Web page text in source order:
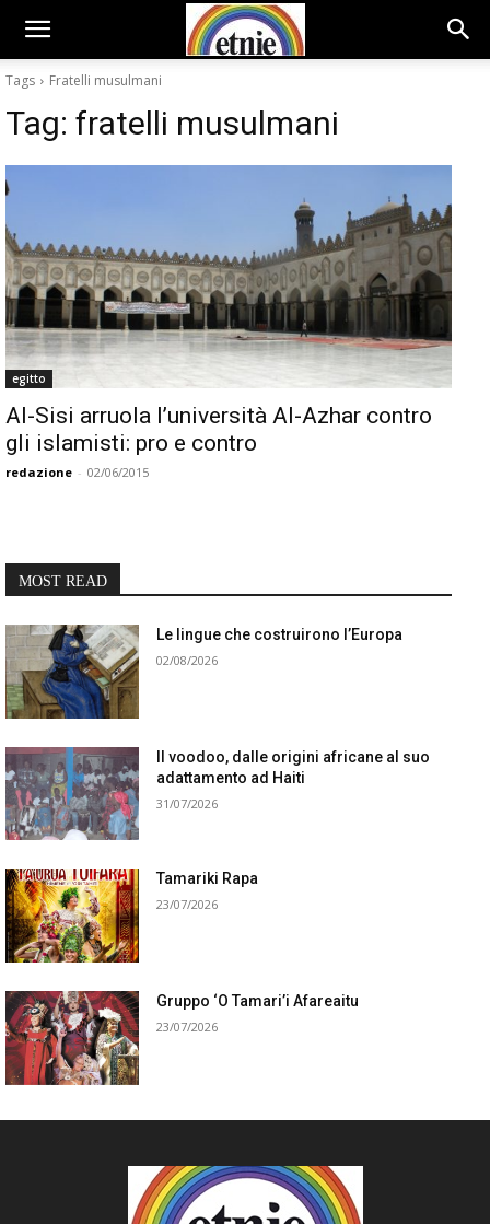
Tags Fratelli musulmani
Tag: fratelli musulmani
egitto
Al-Sisi arruola l’università Al-Azhar contro
gli islamisti: pro e contro
redazione - 02/06/2015
MOST READ
Le lingue che costruirono l’Europa
02/08/2026
Il voodoo, dalle origini africane al suo
adattamento ad Haiti
31/07/2026
Tamariki Rapa
23/07/2026
Gruppo ‘O Tamari’i Afareaitu
23/07/2026